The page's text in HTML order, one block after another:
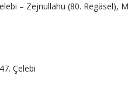
– Zejnullahu (80. Regäsel),
Çelebi